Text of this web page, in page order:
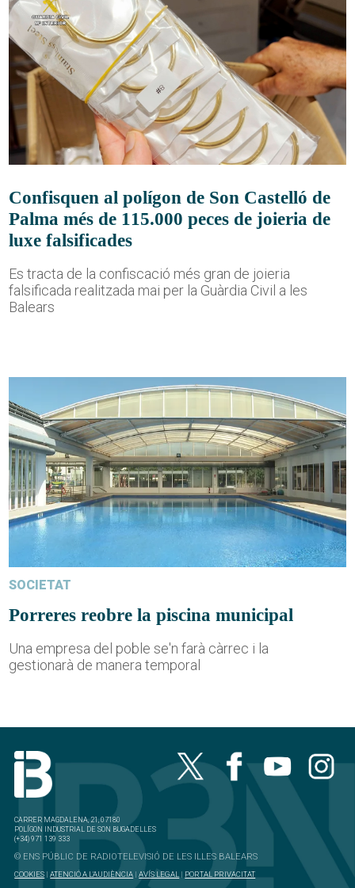
Confisquen al polígon de Son Castelló de
Palma més de 115.000 peces de joieria de
luxe falsificades
Es tracta de la confiscació més gran de joieria
falsificada realitzada mai per la Guàrdia Civil a les
Balears
SOCIETAT
Porreres reobre la piscina municipal
Una empresa del poble se'n farà càrrec i la
gestionarà de manera temporal
CARRER MAGDALENA, 21, 07180
POLÍGON INDUSTRIAL DE SON BUGADELLES
(+34) 971 139 333
© ENS PÚBLIC DE RADIOTELEVISIÓ DE LES ILLES BALEARS
COOKIES |ATENCIÓ A L'AUDIÈNCIA |AVÍS LEGAL | PORTAL PRIVACITAT